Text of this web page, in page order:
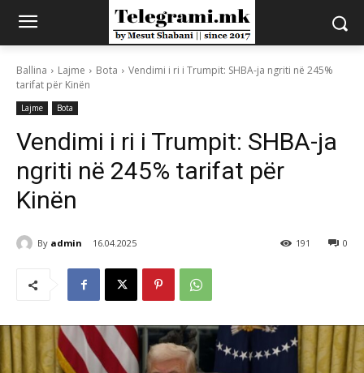
Ballina Lajme Bota
Vendimi i ri i Trumpit: SHBA-ja ngriti në 245%
tarifat për Kinën
Lajme Bota
Vendimi i ri i Trumpit: SHBA-ja
ngriti në 245% tarifat për
Kinën
By admin 16.04.2025 0
191